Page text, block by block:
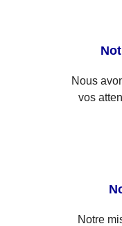
Nous
vos
Notre